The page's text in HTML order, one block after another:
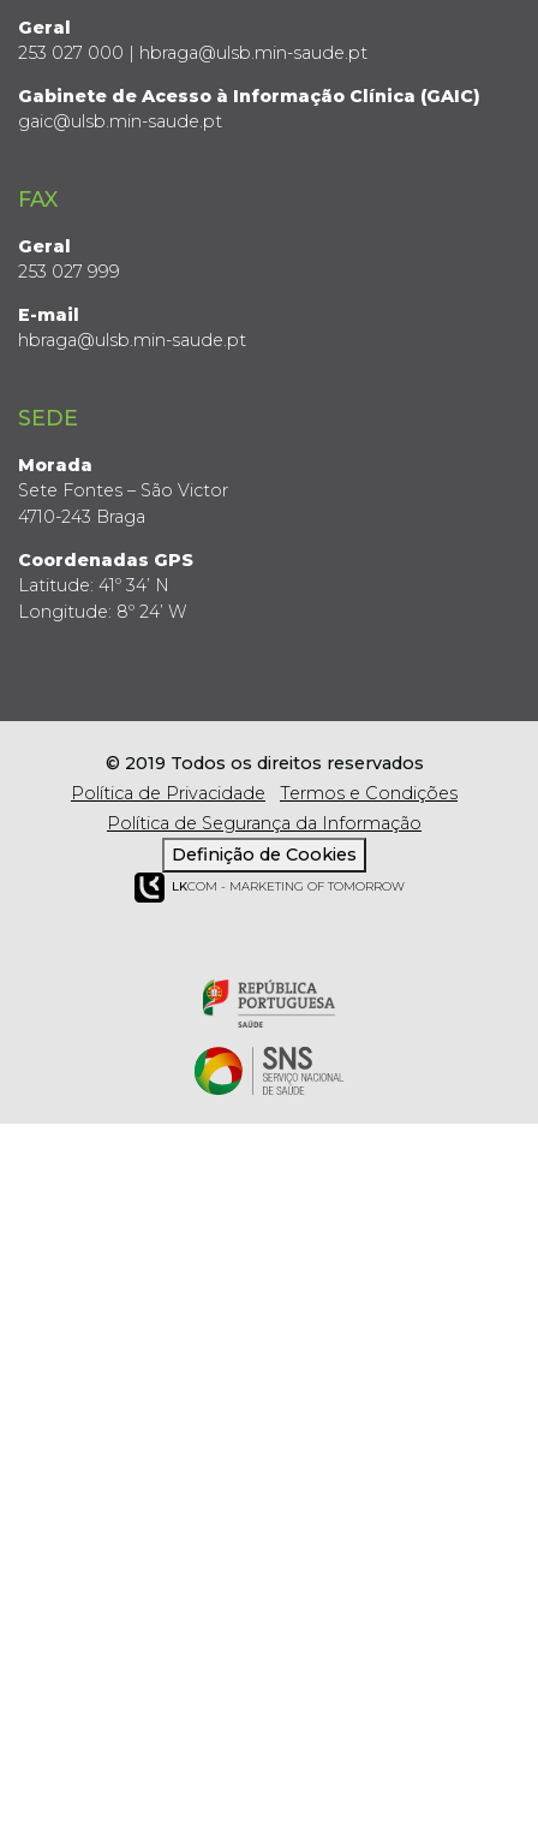
Geral
253 027 000 | hbraga@ulsb.min-saude.pt
Gabinete de Acesso à Informação Clínica (GAIC)
gaic@ulsb.min-saude.pt
FAX
Geral
253 027 999
E-mail
hbraga@ulsb.min-saude.pt
SEDE
Morada
Sete Fontes – São Victor
4710-243 Braga
Coordenadas GPS
Latitude: 41º 34’ N
Longitude: 8º 24’ W
© 2019 Todos os direitos reservados
Política de Privacidade
Termos e Condições
Política de Segurança da Informação
Definição de Cookies
LKCOM - MARKETING OF TOMORROW